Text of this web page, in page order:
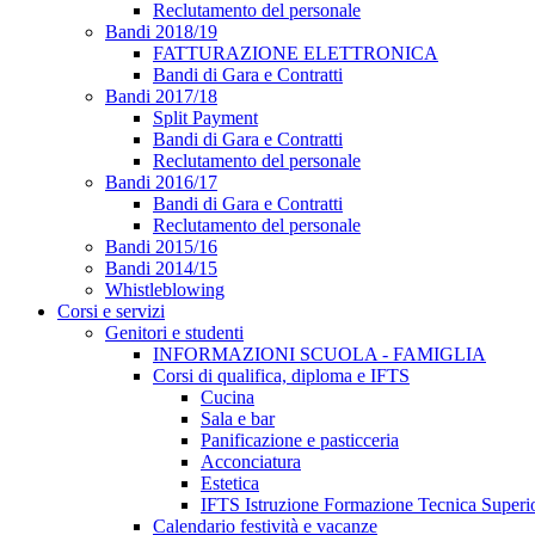
Reclutamento del personale
Bandi 2018/19
FATTURAZIONE ELETTRONICA
Bandi di Gara e Contratti
Bandi 2017/18
Split Payment
Bandi di Gara e Contratti
Reclutamento del personale
Bandi 2016/17
Bandi di Gara e Contratti
Reclutamento del personale
Bandi 2015/16
Bandi 2014/15
Whistleblowing
Corsi e servizi
Genitori e studenti
INFORMAZIONI SCUOLA - FAMIGLIA
Corsi di qualifica, diploma e IFTS
Cucina
Sala e bar
Panificazione e pasticceria
Acconciatura
Estetica
IFTS Istruzione Formazione Tecnica
Calendario festività e vacanze